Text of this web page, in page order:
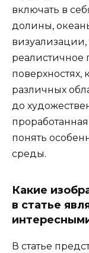
включать в
долины,
визуализации,
реалистичное
поверхностях,
различных
до
понять
среды.
Какие
в статье
В статье